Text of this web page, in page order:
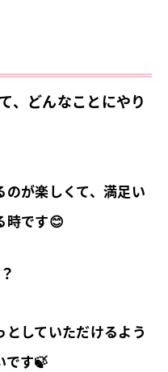
、どんなことにやり
が楽しくて、満足い
時です😊
していただけるよう
です🍃